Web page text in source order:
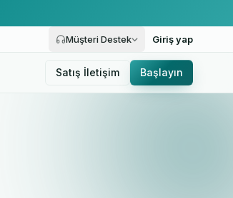
Müşteri Destek Giriş yap
Satış İletişim Başlayın